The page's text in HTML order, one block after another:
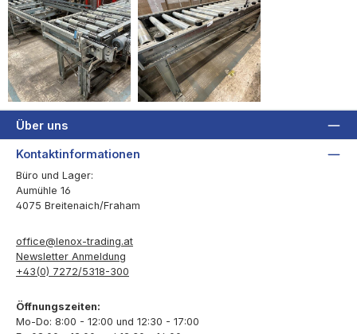
Über uns
Kontaktinformationen
Büro und Lager:
Aumühle 16
4075 Breitenaich/Fraham
office@lenox-trading.at
Newsletter Anmeldung
+43(0) 7272/5318-300
Öffnungszeiten:
Mo-Do: 8:00 - 12:00 und 12:30 - 17:00